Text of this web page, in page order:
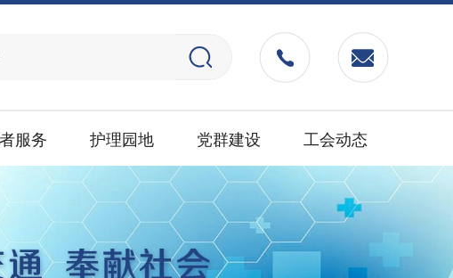
服务 护理园地 党群建设 工会动态